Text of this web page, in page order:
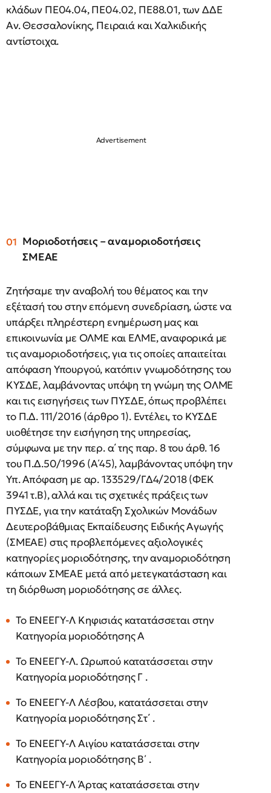
κλάδων ΠΕ04.04, ΠΕ04.02, ΠΕ88.01, των ΔΔΕ
Αν. Θεσσαλονίκης, Πειραιά και Χαλκιδικής
αντίστοιχα.
Μοριοδοτήσεις – αναμοριοδοτήσεις
ΣΜΕΑΕ
Ζητήσαμε την αναβολή του θέματος και την
εξέτασή του στην επόμενη συνεδρίαση, ώστε να
υπάρξει πληρέστερη ενημέρωση μας και
επικοινωνία με ΟΛΜΕ και ΕΛΜΕ, αναφορικά με
τις αναμοριοδοτήσεις, για τις οποίες απαιτείται
απόφαση Υπουργού, κατόπιν γνωμοδότησης του
ΚΥΣΔΕ, λαμβάνοντας υπόψη τη γνώμη της ΟΛΜΕ
και τις εισηγήσεις των ΠΥΣΔΕ, όπως προβλέπει
το Π.Δ. 111/2016 (άρθρο 1). Εντέλει, το ΚΥΣΔΕ
υιοθέτησε την εισήγηση της υπηρεσίας,
σύμφωνα με την περ. α΄ της παρ. 8 του άρθ. 16
του Π.Δ.50/1996 (Α΄45), λαμβάνοντας υπόψη την
Υπ. Απόφαση με αρ. 133529/ΓΔ4/2018 (ΦΕΚ
3941 τ.Β), αλλά και τις σχετικές πράξεις των
ΠΥΣΔΕ, για την κατάταξη Σχολικών Μονάδων
Δευτεροβάθμιας Εκπαίδευσης Ειδικής Αγωγής
(ΣΜΕΑΕ) στις προβλεπόμενες αξιολογικές
κατηγορίες μοριοδότησης, την αναμοριοδότηση
κάποιων ΣΜΕΑΕ μετά από μετεγκατάσταση και
τη διόρθωση μοριοδότησης σε άλλες.
Το ΕΝΕΕΓΥ-Λ Κηφισιάς κατατάσσεται στην
Κατηγορία μοριοδότησης Α
Το ΕΝΕΕΓΥ-Λ. Ωρωπού κατατάσσεται στην
Κατηγορία μοριοδότησης Γ .
Το ΕΝΕΕΓΥ-Λ Λέσβου, κατατάσσεται στην
Κατηγορία μοριοδότησης Στ΄ .
Το ΕΝΕΕΓΥ-Λ Αιγίου κατατάσσεται στην
Κατηγορία μοριοδότησης Β΄ .
Το ΕΝΕΕΓΥ-Λ Άρτας κατατάσσεται στην